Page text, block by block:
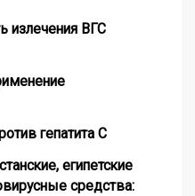
излечения ВГС
гепатита С
египетские
средства: